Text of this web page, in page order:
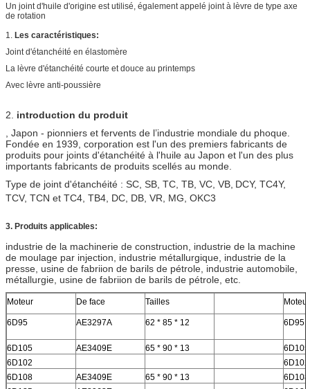
Un joint d'huile d'origine est utilisé, également appelé joint à lèvre de type axe
de rotation
1. Les caractéristiques:
Joint d'étanchéité en élastomère
La lèvre d'étanchéité courte et douce au printemps
Avec lèvre anti-poussière
2. introduction du produit
, Japon - pionniers et fervents de l’industrie mondiale du phoque.
Fondée en 1939, corporation est l'un des premiers fabricants de
produits pour joints d'étanchéité à l'huile au Japon et l'un des plus
importants fabricants de produits scellés au monde.
Type de joint d'étanchéité : SC, SB, TC, TB, VC, VB, DCY, TC4Y,
TCV, TCN et TC4, TB4, DC, DB, VR, MG, OKC3
3. Produits applicables:
industrie de la machinerie de construction, industrie de la machine
de moulage par injection, industrie métallurgique, industrie de la
presse, usine de fabriion de barils de pétrole, industrie automobile,
métallurgie, usine de fabriion de barils de pétrole, etc.
Moteur De face Tailles Moteur
6D95 AE3297A 62 * 85 * 12 6D95
6D105 AE3409E 65 * 90 * 13
6D105
6D102
6D102
6D108
AE3409E 65 * 90 * 13
6D108